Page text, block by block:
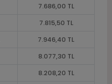
7.686,00 TL
7.815,50 TL
7.946,40 TL
8.077,30 TL
8.208,20 TL